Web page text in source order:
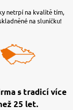
netrpí na kvalitě tím,
na sluníčku!
s tradicí více
25 let.